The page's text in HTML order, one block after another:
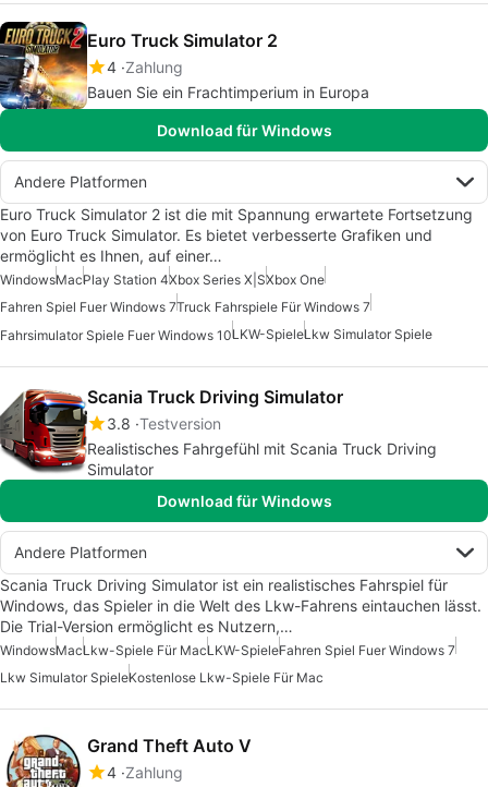
Euro Truck Simulator 2
4 Zahlung
Bauen Sie ein Frachtimperium in Europa
Download für Windows
Andere Platformen
Euro Truck Simulator 2 ist die mit Spannung erwartete Fortsetzung
von Euro Truck Simulator. Es bietet verbesserte Grafiken und
ermöglicht es Ihnen, auf einer…
WindowsMacPlay Station 4Xbox Series X|SXbox One
Fahren Spiel Fuer Windows 7Truck Fahrspiele Für Windows 7
Fahrsimulator Spiele Fuer Windows 10LKW-SpieleLkw Simulator Spiele
Scania Truck Driving Simulator
3.8 Testversion
Realistisches Fahrgefühl mit Scania Truck Driving
Simulator
Download für Windows
Andere Platformen
Scania Truck Driving Simulator ist ein realistisches Fahrspiel für
Windows, das Spieler in die Welt des Lkw-Fahrens eintauchen lässt.
Die Trial-Version ermöglicht es Nutzern,…
WindowsMacLkw-Spiele Für MacLKW-SpieleFahren Spiel Fuer Windows 7
Lkw Simulator SpieleKostenlose Lkw-Spiele Für Mac
Grand Theft Auto V
4 Zahlung